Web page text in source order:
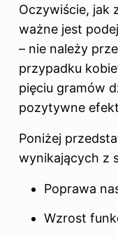
Oczywiście, jak
ważne jest
– nie należy
przypadku
pięciu gramów
pozytywne
Poniżej
wynikających z
Poprawa
Wzrost